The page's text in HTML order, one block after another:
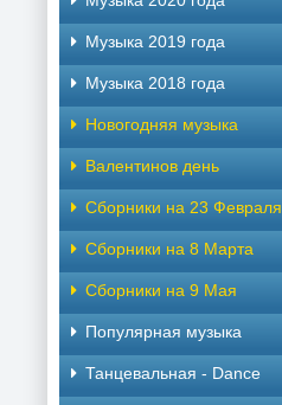
Музыка 2019 года
Музыка 2018 года
Новогодняя музыка
Валентинов день
Сборники на 23 Февраля
Сборники на 8 Марта
Сборники на 9 Мая
Популярная музыка
Танцевальная - Dance